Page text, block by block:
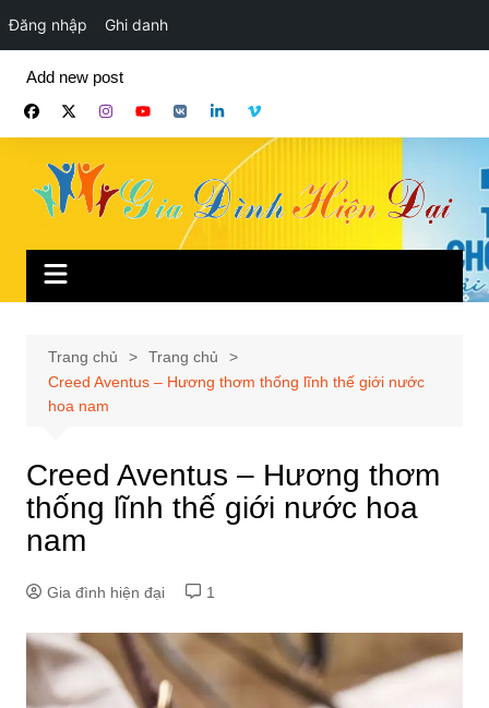
Đăng nhập Ghi danh
phần
Add new post
Trang chủ
Trang chủ
Creed Aventus – Hương thơm thống lĩnh thế giới nước
hoa nam
Creed Aventus – Hương thơm
thống lĩnh thế giới nước hoa
nam
Gia đình hiện đại 1